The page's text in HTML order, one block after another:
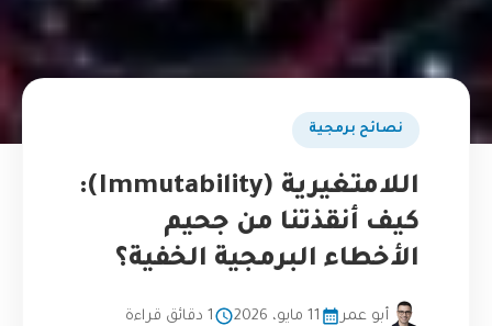
نصائح برمجية
اللامتغيرية (Immutability):
كيف أنقذتنا من جحيم
الأخطاء البرمجية الخفية؟
أبو عمر 11 مايو، 2026 1 دقائق قراءة